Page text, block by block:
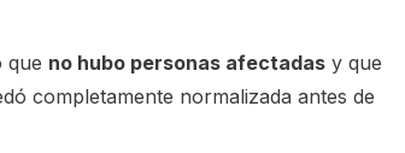
que no hubo personas afectadasy que
completamente normalizada antes de